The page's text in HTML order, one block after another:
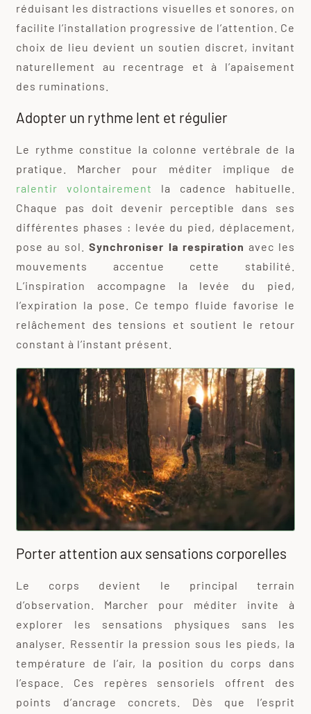
réduisant les distractions visuelles et sonores, on
facilite l’installation progressive de l’attention. Ce
choix de lieu devient un soutien discret, invitant
naturellement au recentrage et à l’apaisement
des ruminations.
Adopter un rythme lent et régulier
Le rythme constitue la colonne vertébrale de la
pratique. Marcher pour méditer implique de
ralentir volontairement
la cadence habituelle.
Chaque pas doit devenir perceptible dans ses
différentes phases : levée du pied, déplacement,
pose au sol.Synchroniser la respiration avec les
mouvements accentue cette stabilité.
L’inspiration accompagne la levée du pied,
l’expiration la pose. Ce tempo fluide favorise le
relâchement des tensions et soutient le retour
constant à l’instant présent.
Porter attention aux sensations corporelles
Le corps devient le principal terrain
d’observation. Marcher pour méditer invite à
explorer les sensations physiques sans les
analyser. Ressentir la pression sous les pieds, la
température de l’air, la position du corps dans
l’espace. Ces repères sensoriels offrent des
points d’ancrage concrets. Dès que l’esprit